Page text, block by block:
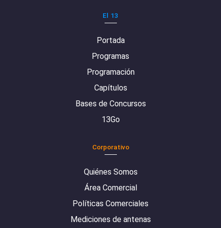
El 13
Portada
Programas
Programación
Capítulos
Bases de Concursos
13Go
Corporativo
Quiénes Somos
Área Comercial
Políticas Comerciales
Mediciones de antenas